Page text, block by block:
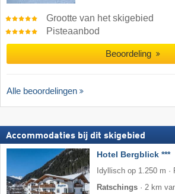
Grootte van het skigebied
Pisteaanbod
Beoordeling
Alle beoordelingen
Accommodaties bij dit skigebied
Hotel Bergblick ***
Idyllisch op 1.250 m
Ratschings · 2 km